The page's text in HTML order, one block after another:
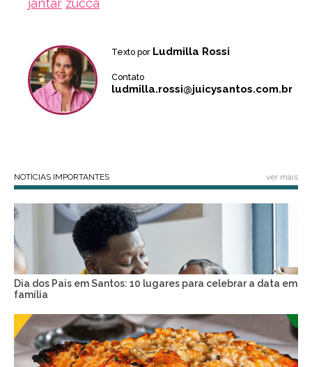
jantar zucca
Texto por Ludmilla Rossi
Contato
ludmilla.rossi@juicysantos.com.br
NOTÍCIAS IMPORTANTES ver mais
Dia dos Pais em Santos: 10 lugares para celebrar a data em
família